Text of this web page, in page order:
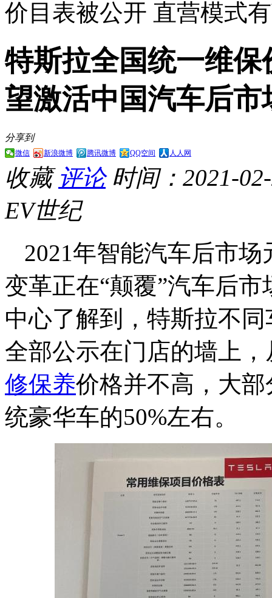
价目表被公开 直营模式
特斯拉全国统一维
望激活中国汽车后市
分享到
微信 新浪微博 腾讯微博 QQ空间 人人网
收藏 评论 时间：2021-
EV世纪
2021年智能汽车后市
变革正在“颠覆”汽车后
中心了解到，特斯拉不
全部公示在门店的墙上
修保养价格并不高，大
统豪华车的50%左右。